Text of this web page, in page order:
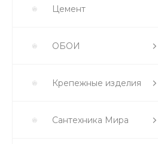
Цемент
ОБОИ
Крепежные изделия
Сантехника Мира